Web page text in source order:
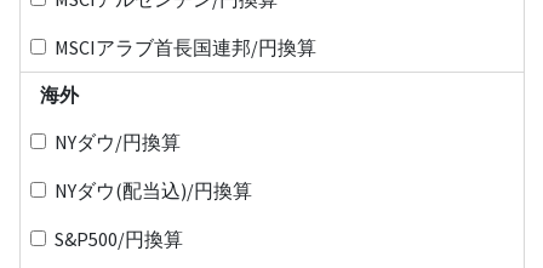
MSCIアラブ首長国連邦/円換算
海外
NYダウ/円換算
NYダウ(配当込)/円換算
S&P500/円換算